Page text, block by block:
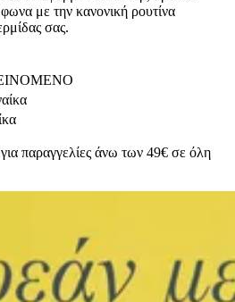
με την κανονική ρουτίνα
σας.
άνω των 49€ σε όλη